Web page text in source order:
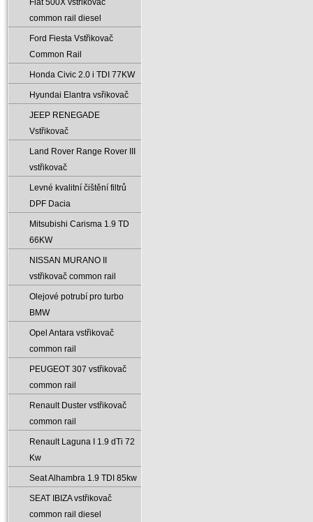
Fiat 500X vstřikovač
common rail diesel
Ford Fiesta Vstřikovač
Common Rail
Honda Civic 2.0 i TDI 77KW
Hyundai Elantra vsřikovač
JEEP RENEGADE
Vstřikovač
Land Rover Range Rover III
vstřikovač
Levné kvalitní čištění filtrů
DPF Dacia
Mitsubishi Carisma 1.9 TD
66KW
NISSAN MURANO II
vstřikovač common rail
Olejové potrubí pro turbo
BMW
Opel Antara vstřikovač
common rail
PEUGEOT 307 vstřikovač
common rail
Renault Duster vstřikovač
common rail
Renault Laguna I 1.9 dTi 72
Kw
Seat Alhambra 1.9 TDI 85kw
SEAT IBIZA vstřikovač
common rail diesel